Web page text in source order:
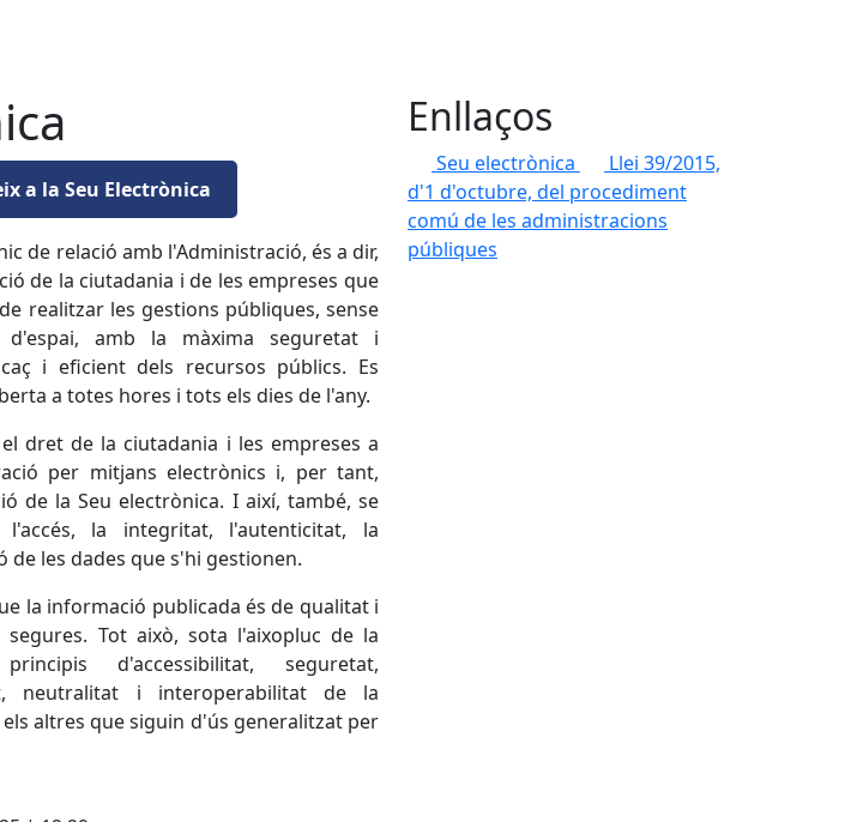
a la Seu Electrònica
de relació amb l'Administració, és a dir,
de la ciutadania i de les empreses que
realitzar les gestions públiques, sense
d'espai, amb la màxima seguretat i
i eficient dels recursos públics. Es
a totes hores i tots els dies de l'any.
dret de la ciutadania i les empreses a
per mitjans electrònics i, per tant,
de la Seu electrònica. I així, també, se
l'accés, la integritat, l'autenticitat, la
les dades que s'hi gestionen.
la informació publicada és de qualitat i
Tot això, sota l'aixopluc de la
d'accessibilitat, seguretat,
neutralitat i interoperabilitat de la
altres que siguin d'ús generalitzat per
Enllaços
Seu electrònica
Llei 39/2015,
d'1 d'octubre, del procediment
comú de les administracions
públiques